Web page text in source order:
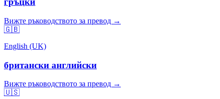
Вижте ръководството за превод →
🇬🇧
English (UK)
британски английски
Вижте ръководството за превод →
🇺🇸